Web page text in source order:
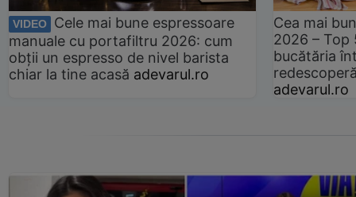
VIDEO
Cele mai bune espressoare
manuale cu portafiltru 2026: cum
obții un espresso de nivel barista
chiar la tine acasă adevarul.ro
Cea mai
2026 –
bucătăria
adevarul.ro